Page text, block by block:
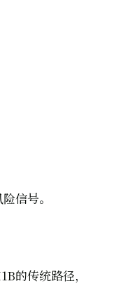
信号。
的传统路径，